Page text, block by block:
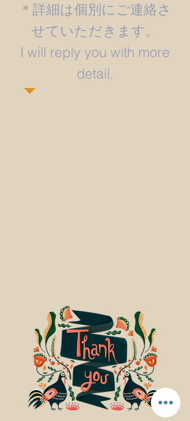
＊詳細は個別にご連絡さ
せていただきます。
​I will reply you with more
detail.